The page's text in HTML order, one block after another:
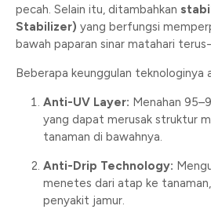
pecah. Selain itu, ditambahkan
Stabilizer) yang berfungsi
bawah paparan sinar matahari
Beberapa keunggulan teknologinya
Anti-UV Layer: Menahan
yang dapat merusak struktur
tanaman di bawahnya.
Anti-Drip Technology:
menetes dari atap ke
penyakit jamur.